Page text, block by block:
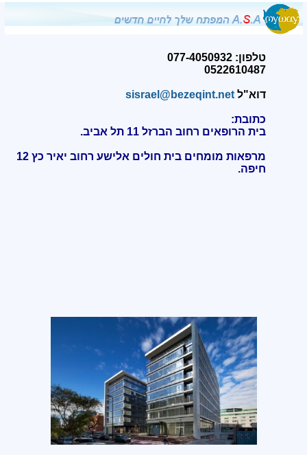
טלפון: 077-4050932
0522610487
דוא"לsisrael@bezeqint.net
כתובת:
בית הרופאים רחוב הברזל 11 תל אביב.
מרפאות מומחים בית חולים אלישע רחוב יאיר כץ 12
חיפה.